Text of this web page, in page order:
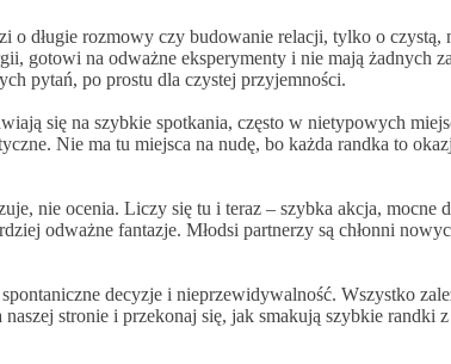
długie rozmowy czy budowanie relacji, tylko o
gotowi na odważne eksperymenty i nie mają żadnych
pytań, po prostu dla czystej przyjemności.
się na szybkie spotkania, często w nietypowych
Nie ma tu miejsca na nudę, bo każda randka to
nie ocenia. Liczy się tu i teraz – szybka akcja,
odważne fantazje. Młodsi partnerzy są chłonni
decyzje i nieprzewidywalność. Wszystko
stronie i przekonaj się, jak smakują szybkie randki